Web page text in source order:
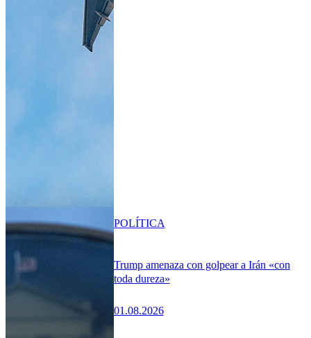
Trump amenaza con golpear a Irán «con
toda dureza»
01.08.2026
POLÍTICA